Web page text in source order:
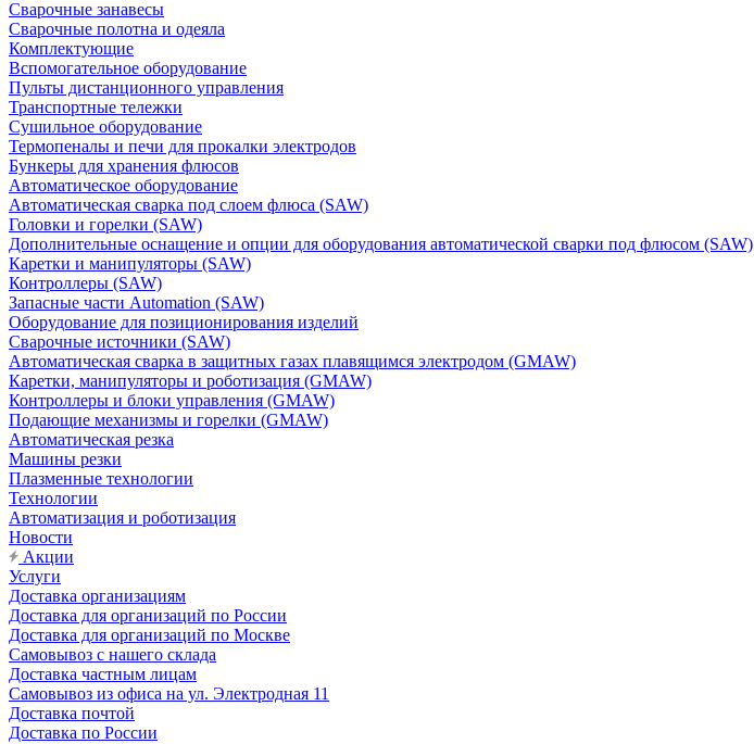
Сварочные занавесы
Сварочные полотна и одеяла
Комплектующие
Вспомогательное оборудование
Пульты дистанционного управления
Транспортные тележки
Сушильное оборудование
Термопеналы и печи для прокалки электродов
Бункеры для хранения флюсов
Автоматическое оборудование
Автоматическая сварка под слоем флюса (SAW)
Головки и горелки (SAW)
Дополнительные оснащение и опции для оборудования автоматической сварки под флюсом (SAW)
Каретки и манипуляторы (SAW)
Контроллеры (SAW)
Запасные части Automation (SAW)
Оборудование для позиционирования изделий
Сварочные источники (SAW)
Автоматическая сварка в защитных газах плавящимся электродом (GMAW)
Каретки, манипуляторы и роботизация (GMAW)
Контроллеры и блоки управления (GMAW)
Подающие механизмы и горелки (GMAW)
Автоматическая резка
Машины резки
Плазменные технологии
Технологии
Автоматизация и роботизация
Новости
Акции
Услуги
Доставка организациям
Доставка для организаций по России
Доставка для организаций по Москве
Самовывоз с нашего склада
Доставка частным лицам
Самовывоз из офиса на ул. Электродная 11
Доставка почтой
Доставка по России